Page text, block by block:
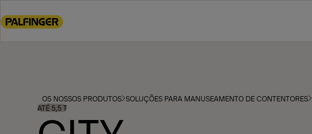
to
OS NOSSOS PRODUTOS SOLUÇÕES PARA MANUSEAMENTO DE CONTENTORES
ATÉ 5,5 T